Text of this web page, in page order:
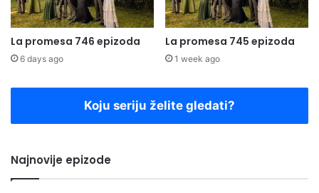
La promesa 746 epizoda
6 days ago
La promesa 745 epizoda
1 week ago
Koju seriju želite gledati?
Najnovije epizode